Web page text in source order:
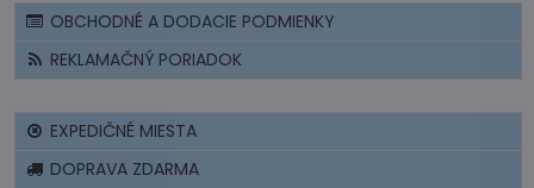
OBCHODNÉ A DODACIE PODMIENKY
REKLAMAČNÝ PORIADOK
EXPEDIČNÉ MIESTA
DOPRAVA ZDARMA